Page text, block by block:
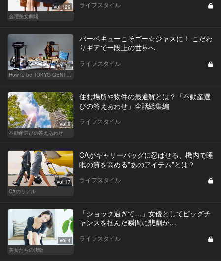
Vol.129
金曜美女劇場
ライフスタイル
Vol.17
How to be TOKYO GENTS 東京人よ、紳士たれ！
バーベキューこそゴー☆ジャスに！ こだわ
りギアで一段上の世界へ
ライフスタイル
Vol.9
不動産選びの答えあわせ
住む場所や物件の最適解とは？「不動産選
びの答えあわせ」全話総集編
ライフスタイル
Vol.17
CAのリアル
CAがキャリーバッグに忍ばせる、機内で睡
眠の質を高める”あのアイテム”とは？
ライフスタイル
Vol.4
美女たちの決断
「ショック過ぎて…」女優としてビッグチ
ャンスを掴んだ瞬間に悲劇が…
ライフスタイル